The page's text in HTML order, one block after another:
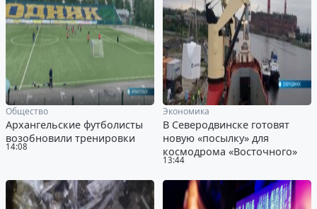
14:08
Общество
Архангельские футболисты
возобновили тренировки
13:44
Экономика
В Северодвинске готовят
новую «посылку» для
космодрома «Восточного»